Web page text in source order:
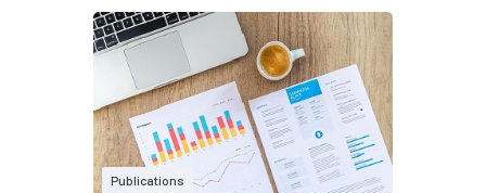
Publications